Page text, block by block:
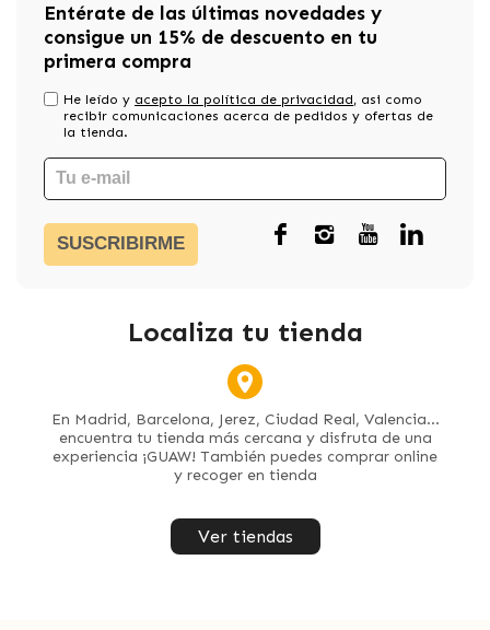
Entérate de las últimas novedades y
consigue un 15% de descuento en tu
primera compra
He leído y acepto la política de privacidad, asi como
recibir comunicaciones acerca de pedidos y ofertas de
la tienda.
SUSCRIBIRME
Localiza tu tienda
En Madrid, Barcelona, Jerez, Ciudad Real, Valencia...
encuentra tu tienda más cercana y disfruta de una
experiencia ¡GUAW! También puedes comprar online
y recoger en tienda
Ver tiendas